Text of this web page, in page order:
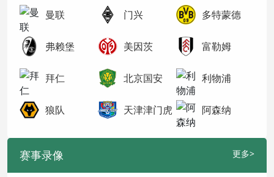
曼联 门兴 多特蒙德
弗赖堡 美因茨 富勒姆
拜仁 北京国安 利物浦
狼队 天津津门虎 阿森纳
赛事录像 更多>